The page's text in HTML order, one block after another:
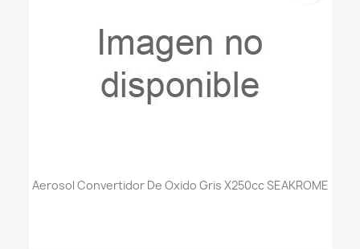
Aerosol Convertidor De Oxido Gris X250cc SEAKROME